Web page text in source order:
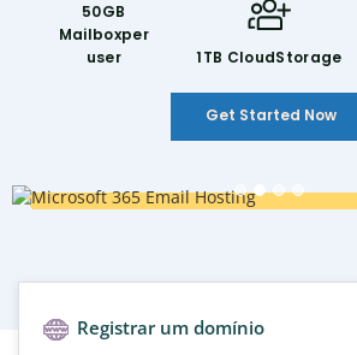
50GB
Mailboxper
user
1TB CloudStorage
Get Started Now
50GB Mailbox
Registrar um domínio